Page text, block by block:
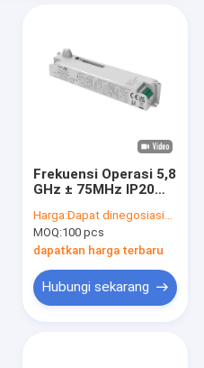
Frekuensi Operasi 5,8
GHz ± 75MHz IP20
Dimmable untuk LED
Batten
Harga:Dapat dinegosiasikan
MOQ:100 pcs
dapatkan harga terbaru
Hubungi sekarang